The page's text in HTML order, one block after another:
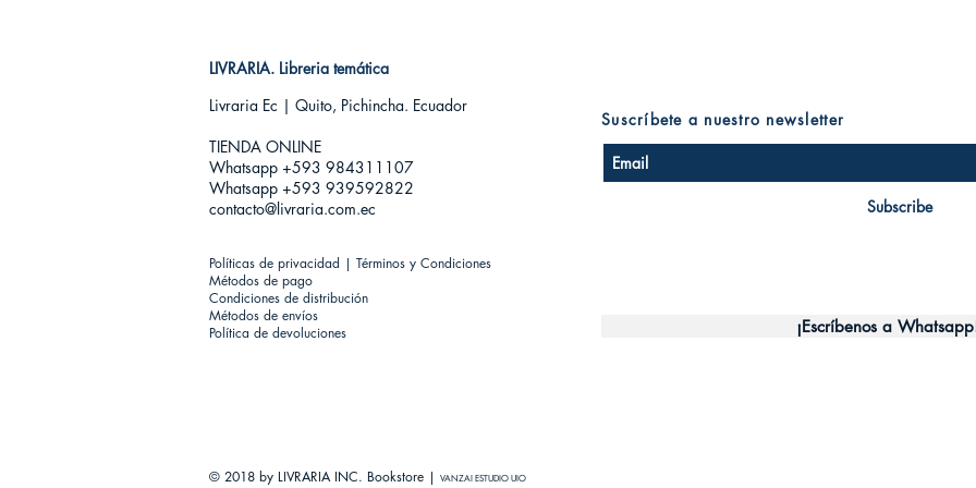
LIVRARIA. Libreria temática
Livraria Ec | Quito, Pichincha. Ecuador
TIENDA ONLINE​
Whatsapp +593 984311107
Whatsapp +593 939592822
contacto@livraria.com.ec
Políticas de privacidad | Términos y Condiciones
Métodos de pago
Condiciones de distribución
Métodos de envíos
Política de devoluciones
Subscribe
Suscríbete a nuestro newsletter
¡Escríbenos a
© 2018 by LIVRARIA INC. Bookstore | VANZAI ESTUDIO UIO